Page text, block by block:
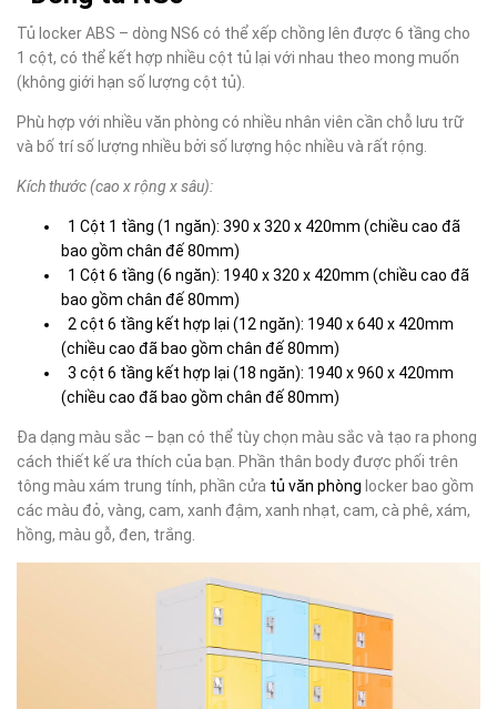
Tủ locker ABS – dòng NS6 có thể xếp chồng lên được 6 tầng cho
1 cột, có thể kết hợp nhiều cột tủ lại với nhau theo mong muốn
(không giới hạn số lượng cột tủ).
Phù hợp với nhiều văn phòng có nhiều nhân viên cần chỗ lưu trữ
và bố trí số lượng nhiều bởi số lượng hộc nhiều và rất rộng.
Kích thước(cao x rộng x sâu):
1 Cột 1 tầng (1 ngăn): 390 x 320 x 420mm (chiều cao đã
bao gồm chân đế 80mm)
1 Cột 6 tầng (6 ngăn): 1940 x 320 x 420mm (chiều cao đã
bao gồm chân đế 80mm)
2 cột 6 tầng kết hợp lại (12 ngăn): 1940 x 640 x 420mm
(chiều cao đã bao gồm chân đế 80mm)
3 cột 6 tầng kết hợp lại (18 ngăn): 1940 x 960 x 420mm
(chiều cao đã bao gồm chân đế 80mm)
Đa dạng màu sắc – bạn có thể tùy chọn màu sắc và tạo ra phong
cách thiết kế ưa thích của bạn. Phần thân body được phối trên
tông màu xám trung tính, phần cửa tủ văn phòng locker bao gồm
các màu đỏ, vàng, cam, xanh đậm, xanh nhạt, cam, cà phê, xám,
hồng, màu gỗ, đen, trắng.